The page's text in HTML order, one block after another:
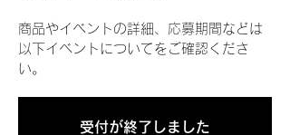
商品やイベントの詳細、応募期間などは
以下イベントについてをご確認くださ
い。
受付が終了しました